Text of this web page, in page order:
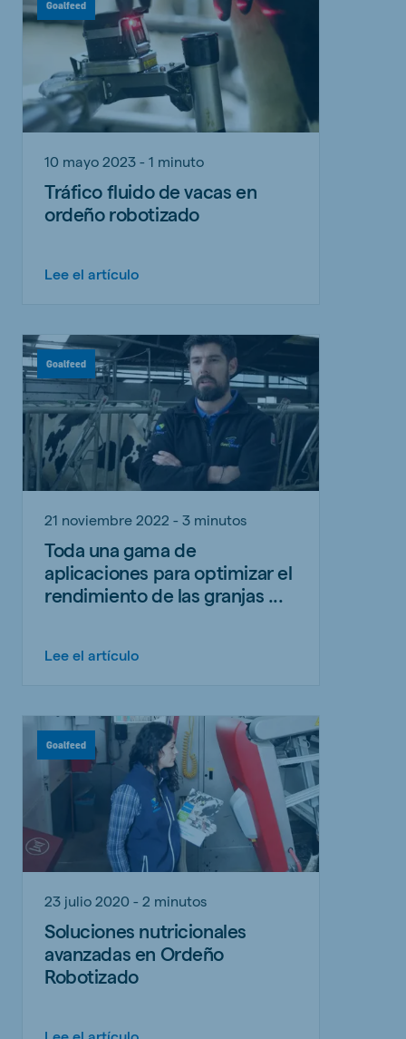
Goalfeed
10 mayo 2023 - 1 minuto
Tráfico fluido de vacas en
ordeño robotizado
Lee el artículo
Goalfeed
21 noviembre 2022 - 3 minutos
Toda una gama de
aplicaciones para optimizar el
rendimiento de las granjas ...
Lee el artículo
Goalfeed
23 julio 2020 - 2 minutos
Soluciones nutricionales
avanzadas en Ordeño
Robotizado